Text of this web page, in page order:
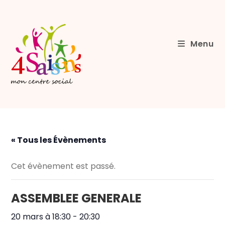
Menu
« Tous les Évènements
Cet évènement est passé.
ASSEMBLEE GENERALE
20 mars à 18:30 -20:30